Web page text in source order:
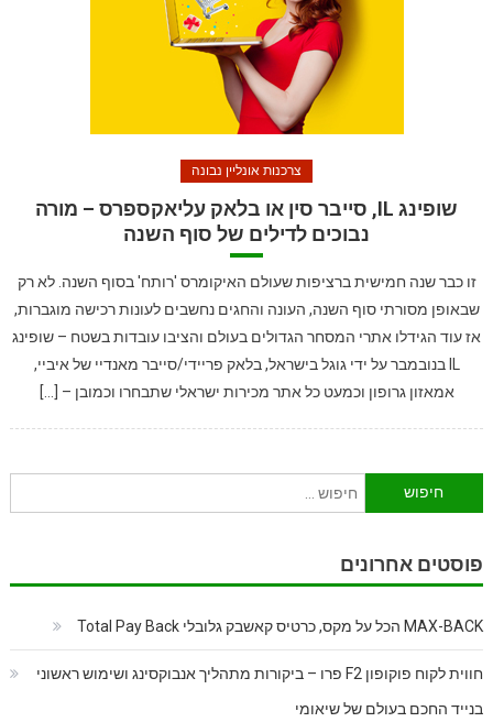
צרכנות אונליין נבונה
שופינג IL, סייבר סין או בלאק עליאקספרס – מורה
נבוכים לדילים של סוף השנה
זו כבר שנה חמישית ברציפות שעולם האיקומרס 'רותח' בסוף השנה. לא רק
שבאופן מסורתי סוף השנה, העונה והחגים נחשבים לעונות רכישה מוגברות,
אז עוד הגידלו אתרי המסחר הגדולים בעולם והציבו עובדות בשטח – שופינג
IL בנובמבר על ידי גוגל בישראל, בלאק פריידי/סייבר מאנדיי של איביי,
אמאזון גרופון וכמעט כל אתר מכירות ישראלי שתבחרו וכמובן – […]
חיפוש:
פוסטים אחרונים
MAX-BACK הכל על מקס, כרטיס קאשבק גלובלי Total Pay Back
חווית לקוח פוקופון F2 פרו – ביקורות מתהליך אנבוקסינג ושימוש ראשוני
בנייד החכם בעולם של שיאומי